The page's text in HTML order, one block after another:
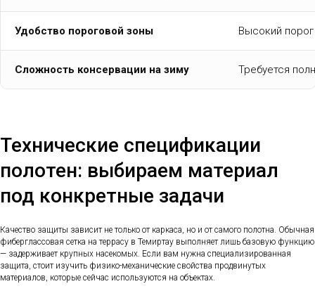
Удобство пороговой зоны Высокий
Сложность консервации на зиму Требуется
Технические спецификации
полотен: выбираем материал
под конкретные задачи
Качество защиты зависит не только от каркаса, но и от самого полотна. Обычная
фиберглассовая сетка на террасу в Темиртау выполняет лишь базовую функцию
— задерживает крупных насекомых. Если вам нужна специализированная
защита, стоит изучить физико-механические свойства продвинутых
материалов, которые сейчас используются на объектах.